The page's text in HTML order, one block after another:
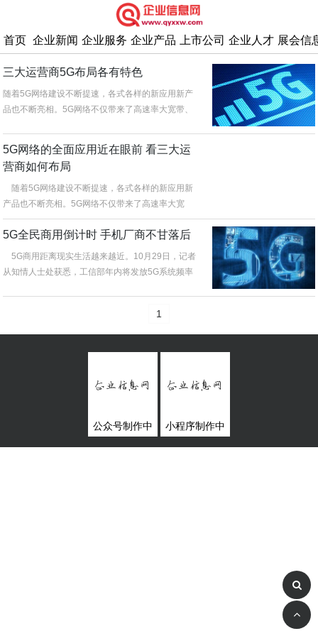
首页 企业新闻 企业服务 企业产品 上市公司 企业人才 展会信
三大运营商5G布局各有特色
随着5G网络建设不断提速，各式各样的新应用新产
品也不断亮相。5G网络不仅带来了高速率大宽带、
5G网络的全面应用近在眼前 看三大运
营商如何布局
随着5G网络建设不断提速，各式各样的新应用新
产品也不断亮相。5G网络不仅带来了高速率大宽
带、低延时高可靠、低功耗大连接...
5G全民商用倒计时 手机厂商不甘落后
5G商用距离现实生活越来越近。10月29日，记者
从知情人士处获悉，工信部年内将发放5G系统频率
1
公众号制作中 小程序制作中